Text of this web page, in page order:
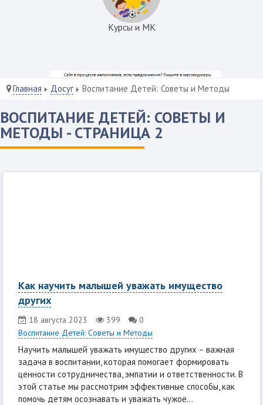
Курсы и МК
Главная Досуг Воспитание Детей: Советы и Методы
ВОСПИТАНИЕ ДЕТЕЙ: СОВЕТЫ И
МЕТОДЫ - СТРАНИЦА 2
Как научить малышей уважать имущество
других
18 августа 2023 399
0
Воспитание Детей: Советы и Методы
Научить малышей уважать имущество других – важная
задача в воспитании, которая помогает формировать
ценности сотрудничества, эмпатии и ответственности. В
этой статье мы рассмотрим эффективные способы, как
помочь детям осознавать и уважать чужое...